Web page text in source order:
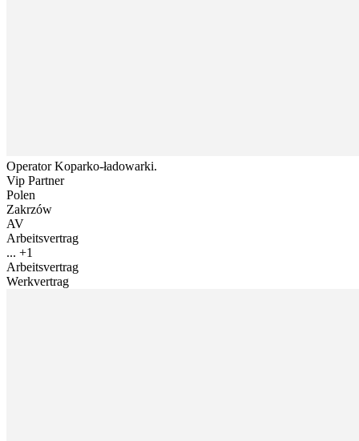
Operator Koparko-ładowarki.
Vip Partner
Polen
Zakrzów
AV
Arbeitsvertrag
... +1
Arbeitsvertrag
Werkvertrag